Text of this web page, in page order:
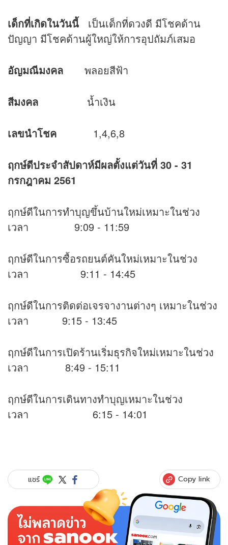
เด็กที่เกิดในวันนี้ เป็นเด็กที่ดวงดี มีโชคด้าน
ปัญญา มีโชคด้านผู้ใหญ่ให้การอุปถัมภ์เสมอ
อัญมณีมงคล พลอยสีฟ้า
สีมงคล น้ำเงิน
เลขนำโชค 1,4,6,8
ฤกษ์ดีประจำสัปดาห์มีผลตั้งแต่วันที่ 30 - 31
กรกฎาคม 2561
ฤกษ์ดีในการทำบุญขึ้นบ้านใหม่เหมาะในช่วง
เวลา 9:09 - 11:59
ฤกษ์ดีในการซื้อรถยนต์คันใหม่เหมาะในช่วง
เวลา 9:11 - 14:45
ฤกษ์ดีในการติดต่อเจรจางานต่างๆ เหมาะในช่วง
เวลา 9:15 - 13:45
ฤกษ์ดีในการเปิดร้านเริ่มธุรกิจใหม่เหมาะในช่วง
เวลา 8:49 - 15:11
ฤกษ์ดีในการเดินทางทำบุญเหมาะในช่วง
เวลา 6:15 - 14:01
แชร์ Copy link